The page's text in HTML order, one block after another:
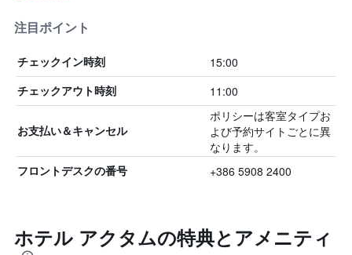
注目ポイント
チェックイン時刻 15:00
チェックアウト時刻 11:00
お支払い＆キャンセル
ポリシーは客室タイプお
よび予約サイトごとに異
なります。
フロントデスクの番号 +386 5908 2400
ホテル アクタムの特典とアメニティ